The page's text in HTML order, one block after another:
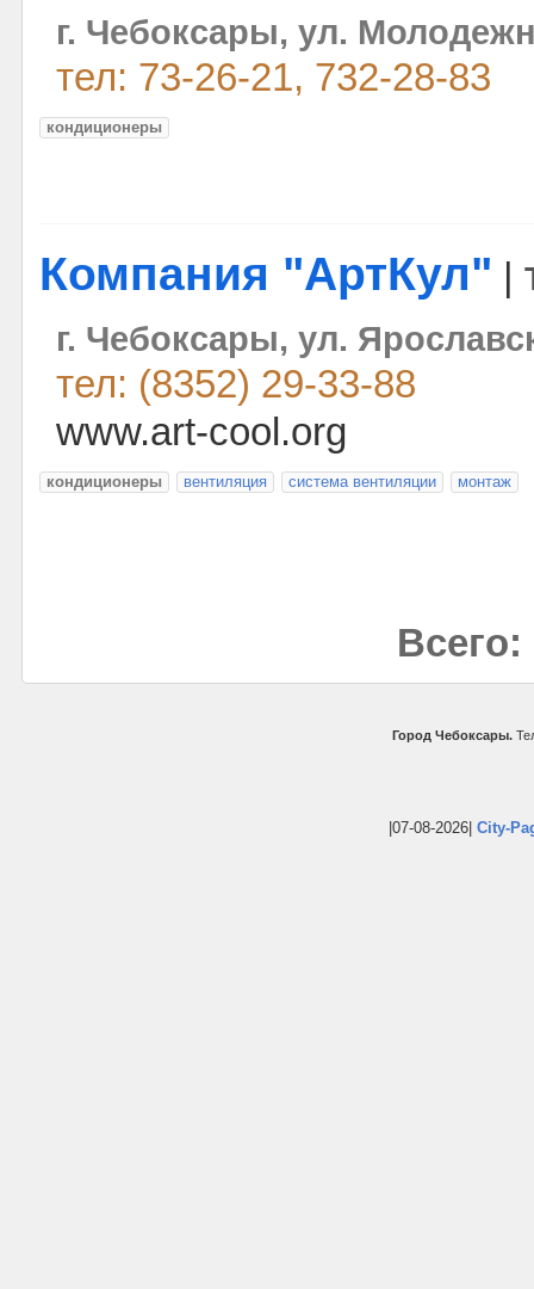
г. Чебоксары, ул.
тел: 73-26-21, 732-28-83
кондиционеры
Компания "АртКул"
г. Чебоксары, ул.
тел: (8352) 29-33-88
www.art-cool.org
кондиционеры вентиляция система вентиляции монтаж
Всего:
Город Чебоксары.
|07-08-2026| City-